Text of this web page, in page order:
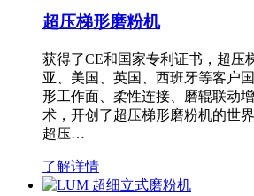
超压梯形磨粉机
获得了CE和国家专利证书，超压
亚、美国、英国、西班牙等客户
形工作面、柔性连接、磨辊联动
术，开创了超压梯形磨粉机的世
超压…
了解详情